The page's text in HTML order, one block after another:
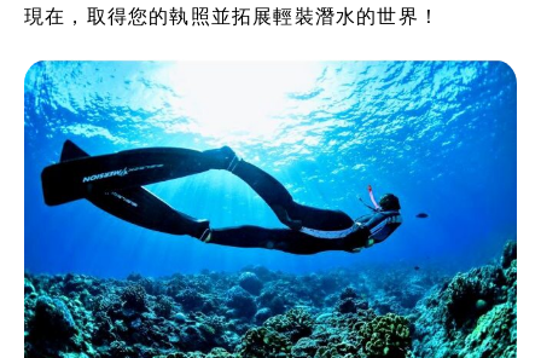
現在，取得您的執照並拓展輕裝潛水的世界！